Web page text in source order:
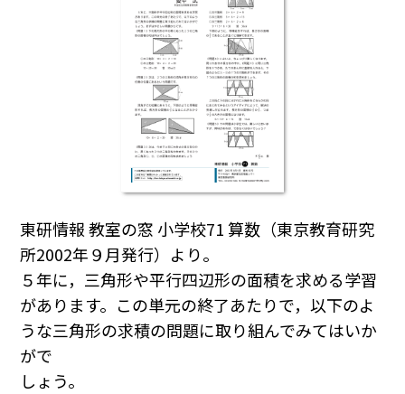
東研情報 教室の窓 小学校71 算数（東京教育研究
所2002年９月発行）より。
５年に，三角形や平行四辺形の面積を求める学習
があります。この単元の終了あたりで，以下のよ
うな三角形の求積の問題に取り組んでみてはいか
がで
しょう。